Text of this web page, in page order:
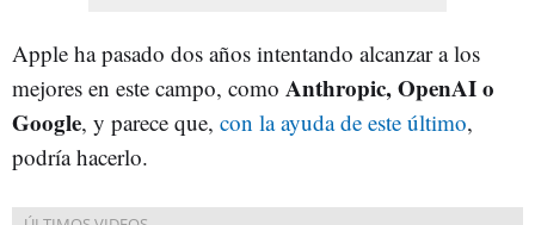
Apple ha pasado dos años intentando alcanzar a los
mejores en este campo, como Anthropic, OpenAI o
Google, y parece que, con la ayuda de este último,
podría hacerlo.